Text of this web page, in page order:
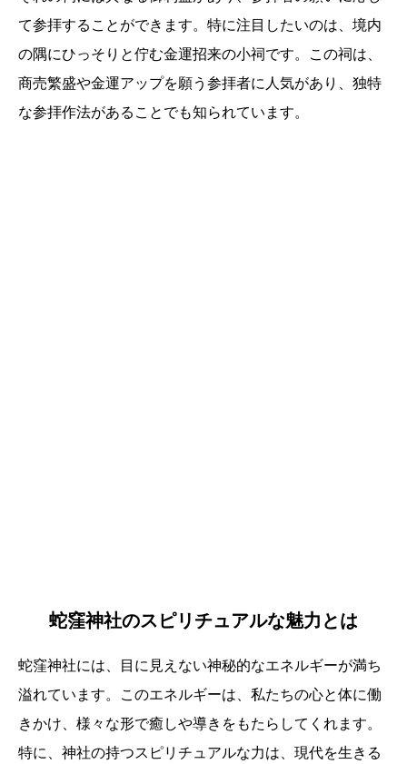
て参拝することができます。特に注目したいのは、境内
の隅にひっそりと佇む金運招来の小祠です。この祠は、
商売繁盛や金運アップを願う参拝者に人気があり、独特
な参拝作法があることでも知られています。
蛇窪神社のスピリチュアルな魅力とは
蛇窪神社には、目に見えない神秘的なエネルギーが満ち
溢れています。このエネルギーは、私たちの心と体に働
きかけ、様々な形で癒しや導きをもたらしてくれます。
特に、神社の持つスピリチュアルな力は、現代を生きる